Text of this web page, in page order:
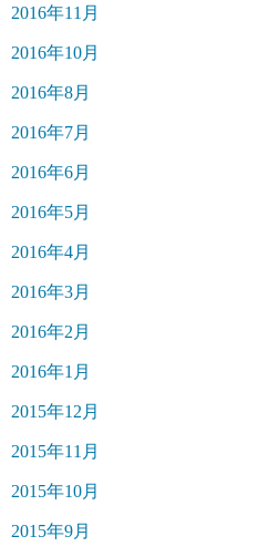
2016年11月
2016年10月
2016年8月
2016年7月
2016年6月
2016年5月
2016年4月
2016年3月
2016年2月
2016年1月
2015年12月
2015年11月
2015年10月
2015年9月